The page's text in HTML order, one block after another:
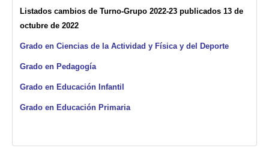
Listados cambios de Turno-Grupo 2022-23 publicados 13 de
octubre de 2022
Grado en Ciencias de la Actividad y Física y del Deporte
Grado en Pedagogía
Grado en Educación Infantil
Grado en Educación Primaria